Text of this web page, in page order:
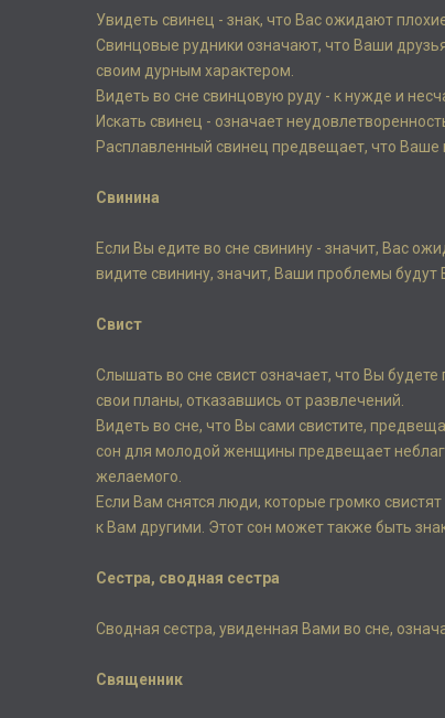
Увидеть свинец - знак, что Вас ожидают
Свинцовые рудники означают, что Ваши
своим дурным характером.
Видеть во сне свинцовую руду - к нужде и
Искать свинец - означает
Расплавленный свинец предвещает, что Ваше
Свинина
Если Вы едите во сне свинину - значит, Вас
видите свинину, значит, Ваши проблемы
Свист
Слышать во сне свист означает, что Вы
свои планы, отказавшись от развлечений.
Видеть во сне, что Вы сами свистите,
сон для молодой женщины предвещает
желаемого.
Если Вам снятся люди, которые громко
к Вам другими. Этот сон может также быть
Сестра, сводная сестра
Сводная сестра, увиденная Вами во сне,
Священник